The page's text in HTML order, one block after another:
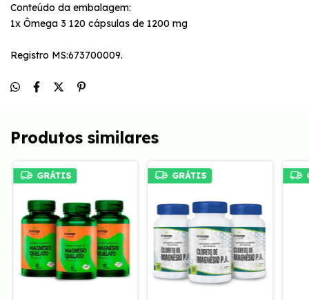
Conteúdo da embalagem:
1x Ômega 3 120 cápsulas de 1200 mg
Registro MS:673700009.
Produtos similares
GRÁTIS GRÁTIS